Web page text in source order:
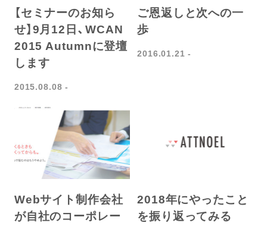
【セミナーのお知ら
せ】9月12日、WCAN
2015 Autumnに登壇
します
2015.08.08
ご恩返しと次への一
歩
2016.01.21
Webサイト制作会社
が自社のコーポレー
2018年にやったこと
を振り返ってみる